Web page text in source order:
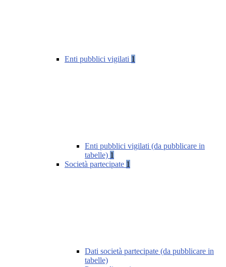
Enti pubblici vigilati 1
Enti pubblici vigilati (da pubblicare in
tabelle) 1
Società partecipate 1
Dati società partecipate (da pubblicare in
tabelle)